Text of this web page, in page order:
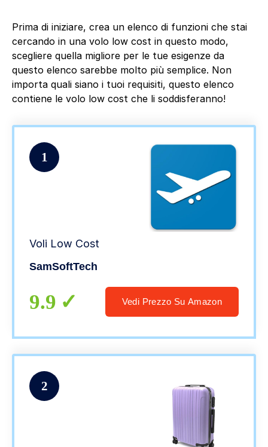
Prima di iniziare, crea un elenco di funzioni che stai
cercando in una volo low cost in questo modo,
scegliere quella migliore per le tue esigenze da
questo elenco sarebbe molto più semplice. Non
importa quali siano i tuoi requisiti, questo elenco
contiene le volo low cost che li soddisferanno!
1
Voli Low Cost
SamSoftTech
9.9 Vedi Prezzo Su Amazon
2